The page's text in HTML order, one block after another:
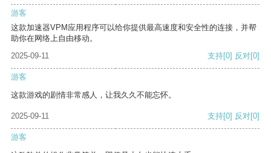
游客
这款加速器VPM应用程序可以给你提供最高速度和安全性的连接，并帮
助你在网络上自由移动。
2025-09-11
支持[0] 反对[0]
游客
这款游戏的剧情非常感人，让我久久不能忘怀。
2025-09-11 支持[0] 反对[0]
游客